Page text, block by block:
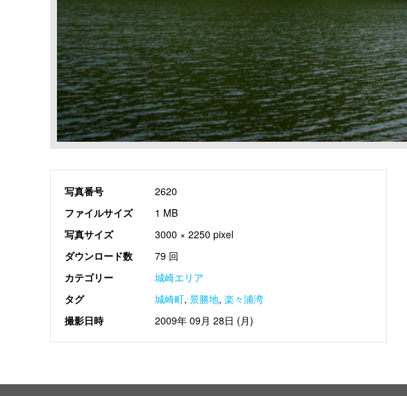
写真番号
2620
ファイルサイズ
1 MB
写真サイズ
3000 × 2250 pixel
ダウンロード数
79 回
カテゴリー
城崎エリア
タグ
城崎町, 景勝地, 楽々浦湾
撮影日時
2009年 09月 28日 (月)